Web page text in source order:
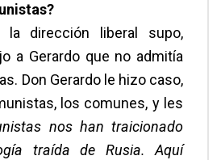
la dirección liberal supo,
a Gerardo que no admitía
Don Gerardo le hizo caso,
los comunes, y les
nos han traicionado
traída de Rusia. Aquí